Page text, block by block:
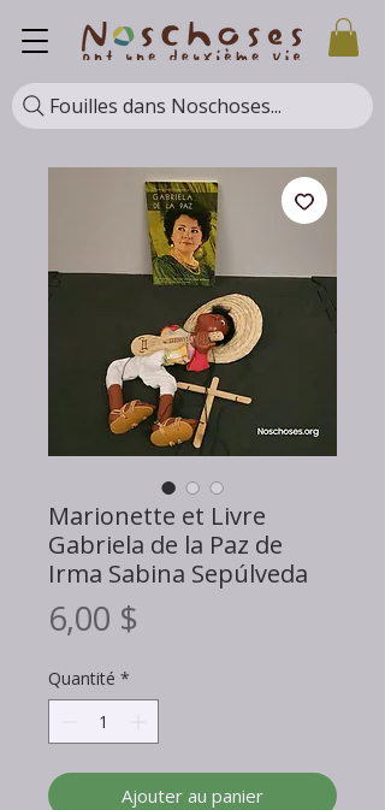
Fouilles dans Noschoses...
Marionette et Livre
Gabriela de la Paz de
Irma Sabina Sepúlveda
6,00 $
Quantité *
Ajouter au panier